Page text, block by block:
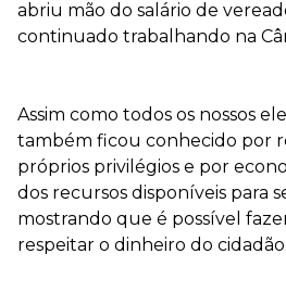
abriu mão do salário de
continuado trabalhando na
Assim como todos os nossos
também ficou conhecido por
próprios privilégios e por
dos recursos disponíveis para
mostrando que é possível
respeitar o dinheiro do cidadão.